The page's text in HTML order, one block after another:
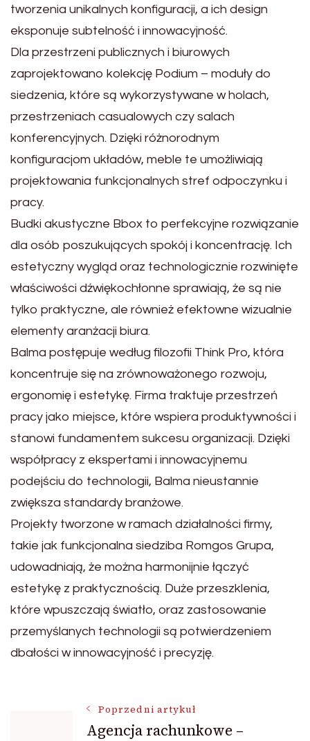
tworzenia unikalnych konfiguracji, a ich design
eksponuje subtelność i innowacyjność.
Dla przestrzeni publicznych i biurowych
zaprojektowano kolekcję Podium – moduły do
siedzenia, które są wykorzystywane w holach,
przestrzeniach casualowych czy salach
konferencyjnych. Dzięki różnorodnym
konfiguracjom układów, meble te umożliwiają
projektowania funkcjonalnych stref odpoczynku i
pracy.
Budki akustyczne Bbox to perfekcyjne rozwiązanie
dla osób poszukujących spokój i koncentrację. Ich
estetyczny wygląd oraz technologicznie rozwinięte
właściwości dźwiękochłonne sprawiają, że są nie
tylko praktyczne, ale również efektowne wizualnie
elementy aranżacji biura.
Balma postępuje według filozofii Think Pro, która
koncentruje się na zrównoważonego rozwoju,
ergonomię i estetykę. Firma traktuje przestrzeń
pracy jako miejsce, które wspiera produktywności i
stanowi fundamentem sukcesu organizacji. Dzięki
współpracy z ekspertami i innowacyjnemu
podejściu do technologii, Balma nieustannie
zwiększa standardy branżowe.
Projekty tworzone w ramach działalności firmy,
takie jak funkcjonalna siedziba Romgos Grupa,
udowadniają, że można harmonijnie łączyć
estetykę z praktycznością. Duże przeszklenia,
które wpuszczają światło, oraz zastosowanie
przemyślanych technologii są potwierdzeniem
dbałości w innowacyjność i precyzję.
NawigacjaPoprzedni artykuł
Agencja rachunkowe –